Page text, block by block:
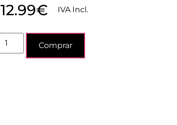
12.99€ IVA Incl.
Comprar